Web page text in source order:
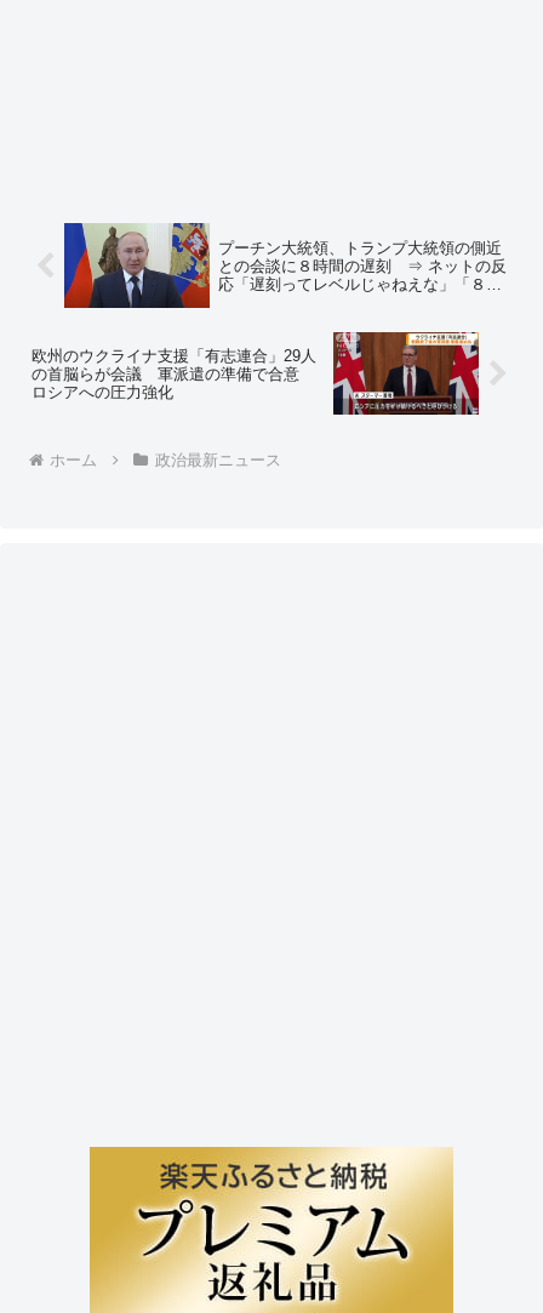
プーチン大統領、トランプ大統領の側近
との会談に８時間の遅刻 ⇒ ネットの反
応「遅刻ってレベルじゃねえな」「８時
欧州のウクライナ支援「有志連合」29人
の首脳らが会議 軍派遣の準備で合意
ロシアへの圧力強化
ホーム 政治最新ニュース